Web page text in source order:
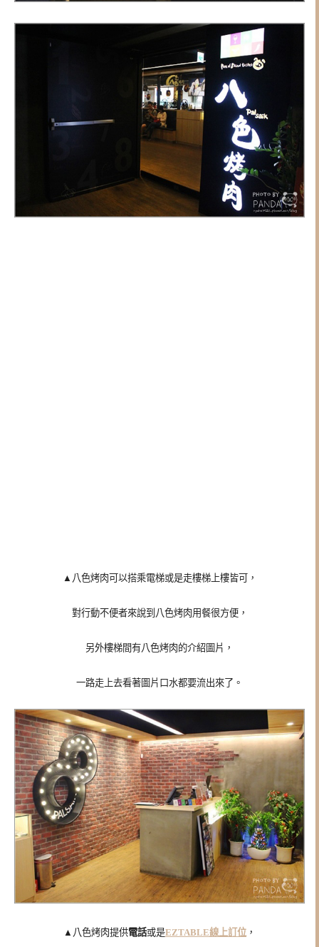
▲八色烤肉可以搭乘電梯或是走樓梯上樓皆可，
對行動不便者來說到八色烤肉用餐很方便，
另外樓梯間有八色烤肉的介紹圖片，
一路走上去看著圖片口水都要流出來了。
▲八色烤肉提供電話或是EZTABLE線上訂位 ，